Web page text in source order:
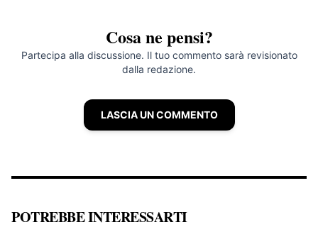
Cosa ne pensi?
Partecipa alla discussione. Il tuo commento sarà revisionato
dalla redazione.
LASCIA UN COMMENTO
POTREBBE INTERESSARTI